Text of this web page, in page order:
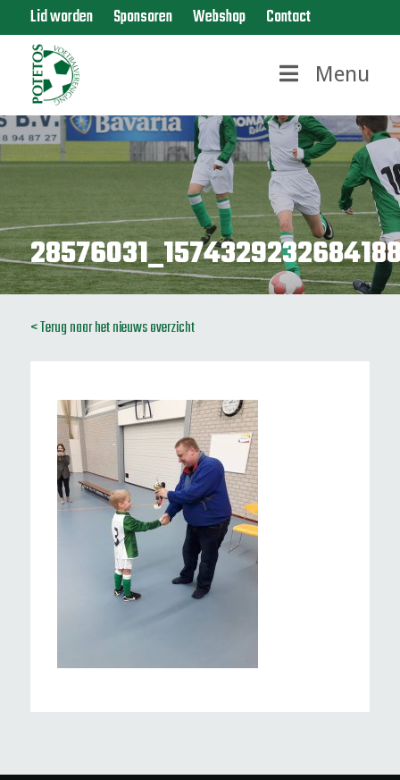
Lid worden Sponsoren Webshop Contact
Menu
< Terug naar het nieuws overzicht